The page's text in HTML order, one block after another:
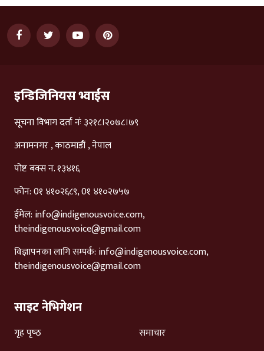
इन्डिजिनियस भ्वाईस
सूचना विभाग दर्ता नंः ३२१८।२०७८।७९
अनामनगर , काठमाडौं , नेपाल
पोष्ट बक्स न. १३४१६
फोन: 0१ ४१०२६८९, 0१ ४१०२७५७
ईमेल: info@indigenousvoice.com,
theindigenousvoice@gmail.com
विज्ञापनका लागि सम्पर्क: info@indigenousvoice.com,
theindigenousvoice@gmail.com
साइट नेभिगेशन
गृह पृष्‍ठ
समाचार